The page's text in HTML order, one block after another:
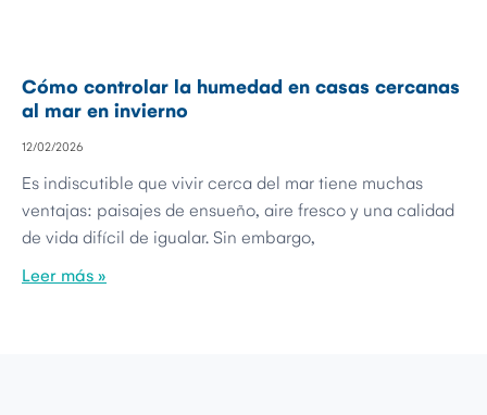
Cómo controlar la humedad en casas cercanas
al mar en invierno
12/02/2026
Es indiscutible que vivir cerca del mar tiene muchas
ventajas: paisajes de ensueño, aire fresco y una calidad
de vida difícil de igualar. Sin embargo,
Leer más »